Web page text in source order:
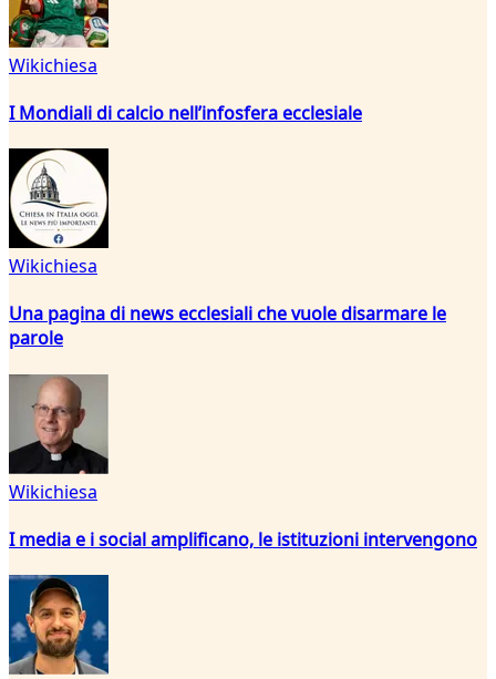
Wikichiesa
I Mondiali di calcio nell’infosfera ecclesiale
Wikichiesa
Una pagina di news ecclesiali che vuole disarmare le
parole
Wikichiesa
I media e i social amplificano, le istituzioni intervengono